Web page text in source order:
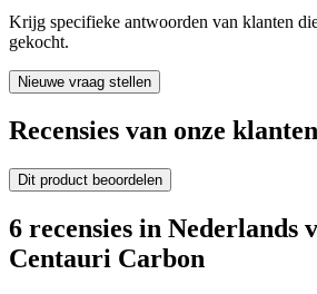
Krijg specifieke antwoorden van klanten
gekocht.
Nieuwe vraag stellen
Recensies van onze klanten
Dit product beoordelen
6 recensies in Nederlands
Centauri Carbon